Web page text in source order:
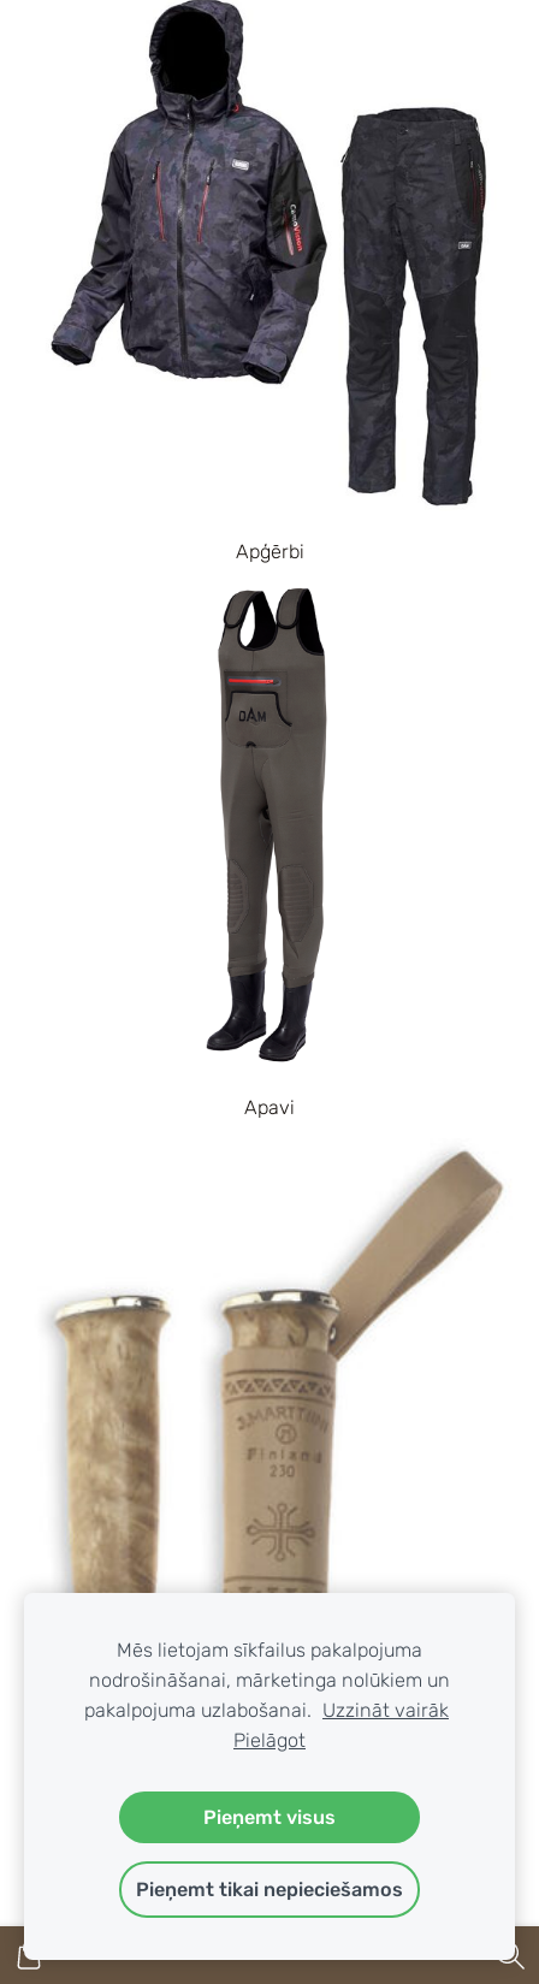
Apģērbi
Apavi
Mēs lietojam sīkfailus pakalpojuma
nodrošināšanai, mārketinga nolūkiem un
pakalpojuma uzlabošanai. Uzzināt vairāk
Pielāgot
Pieņemt visus
Pieņemt tikai nepieciešamos